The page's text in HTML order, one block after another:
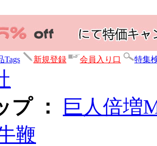
Tags 新規登録 会員入り口 特集
プ ：
巨人倍増
鞭